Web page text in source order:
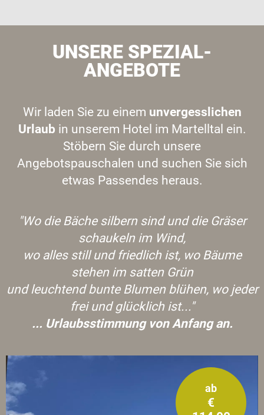
UNSERE SPEZIAL-
ANGEBOTE
Wir laden Sie zu einem unvergesslichen
Urlaub in unserem Hotel im Martelltal ein.
Stöbern Sie durch unsere
Angebotspauschalen und suchen Sie sich
etwas Passendes heraus.
"Wo die Bäche silbern sind und die Gräser
schaukeln im Wind,
wo alles still und friedlich ist, wo Bäume
stehen im satten Grün
und leuchtend bunte Blumen blühen, wo jeder
frei und glücklich ist..."
... Urlaubsstimmung von Anfang an.
ab
€